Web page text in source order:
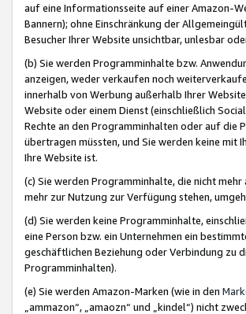
auf eine Informationsseite auf einer Amazon-
Bannern); ohne Einschränkung der
Besucher Ihrer Website unsichtbar, unlesbar
(b) Sie werden Programminhalte bzw.
anzeigen, weder verkaufen noch
innerhalb von Werbung außerhalb Ihrer
Website oder einem Dienst (einschließlich
Rechte an den Programminhalten oder auf die
übertragen müssten, und Sie werden keine mit
Ihre Website ist.
(c) Sie werden Programminhalte, die nicht
mehr zur Nutzung zur Verfügung stehen,
(d) Sie werden keine Programminhalte,
eine Person bzw. ein Unternehmen ein
geschäftlichen Beziehung oder Verbindung zu
Programminhalten).
(e) Sie werden Amazon-Marken (wie in den
„ammazon“, „amaozn“ und „kindel“) nicht